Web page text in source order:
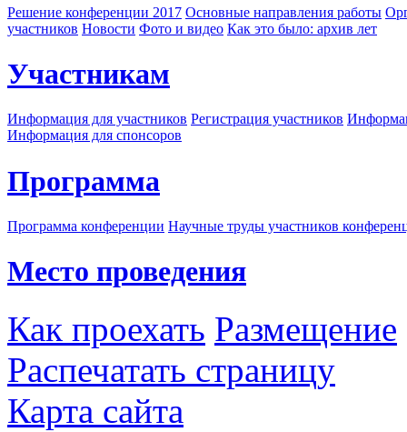
Решение конференции 2017 Основные направления работы
участников Новости Фото и видео Как это было: архив лет
Участникам
Информация для участников Регистрация участников
Информация для спонсоров
Программа
Программа конференции Научные труды участников
Место проведения
Как проехать Размещение
Распечатать страницу
Карта сайта